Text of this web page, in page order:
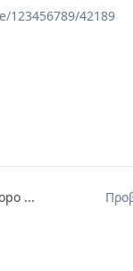
42189
...